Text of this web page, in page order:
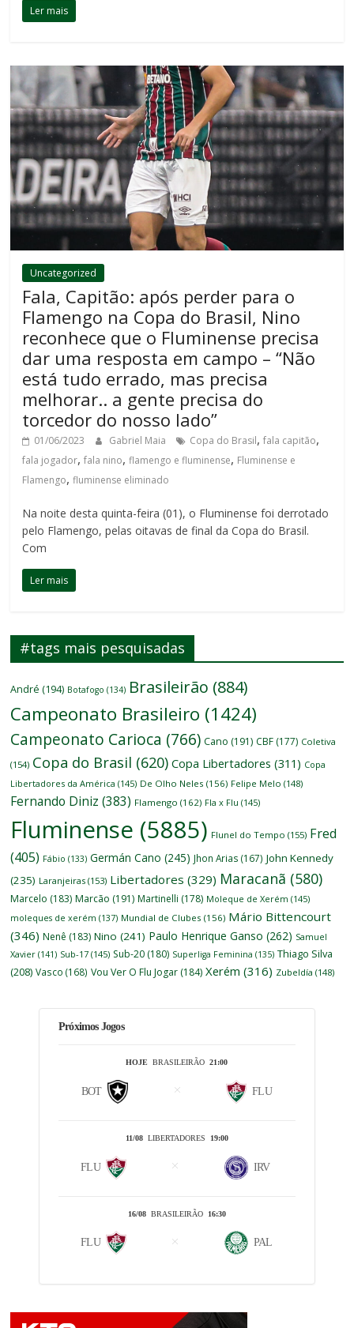
Ler mais
Uncategorized
Fala, Capitão: após perder para o
Flamengo na Copa do Brasil, Nino
reconhece que o Fluminense precisa
dar uma resposta em campo – “Não
está tudo errado, mas precisa
melhorar.. a gente precisa do
torcedor do nosso lado”
01/06/2023 Gabriel Maia Copa do Brasil,fala capitão,
fala jogador,fala nino,flamengo e fluminense, Fluminense e
Flamengo,fluminense eliminado
Na noite desta quinta-feira (01), o Fluminense foi derrotado
pelo Flamengo, pelas oitavas de final da Copa do Brasil.
Com
Ler mais
#tags mais pesquisadas
André (194) Botafogo (134) Brasileirão (884)
Campeonato Brasileiro (1424)
Campeonato Carioca (766) Cano (191) CBF (177) Coletiva
(154) Copa do Brasil (620) Copa Libertadores (311) Copa
Libertadores da América (145) De Olho Neles (156) Felipe Melo (148)
Fernando Diniz (383) Flamengo (162) Fla x Flu (145)
Fluminense (5885) Flunel do Tempo (155) Fred
(405) Fábio (133) Germán Cano (245) Jhon Arias (167) John Kennedy
(235) Laranjeiras (153) Libertadores (329) Maracanã (580)
Marcelo (183) Marcão (191) Martinelli (178) Moleque de Xerém (145)
moleques de xerém (137) Mundial de Clubes (156) Mário Bittencourt
(346) Nenê (183) Nino (241) Paulo Henrique Ganso (262) Samuel
Xavier (141) Sub-17 (145) Sub-20 (180) Superliga Feminina (135) Thiago Silva
(208) Vasco (168) Vou Ver O Flu Jogar (184) Xerém (316) Zubeldía (148)
Próximos Jogos
HOJE BRASILEIRÃO21:00
BOT FLU
11/08LIBERTADORES 19:00
FLU IRV
16/08BRASILEIRÃO 16:30
FLU PAL